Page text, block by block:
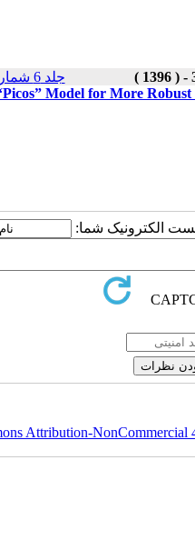
جلد 6 شماره 3 صفحات 392-390
Model for More
پست الکترونیک شما:
Attribution-NonCommercial